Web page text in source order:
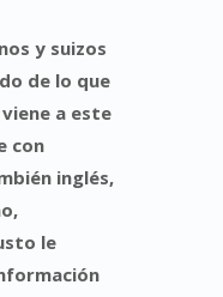
y suizos
de lo que
a este
con
inglés,
le